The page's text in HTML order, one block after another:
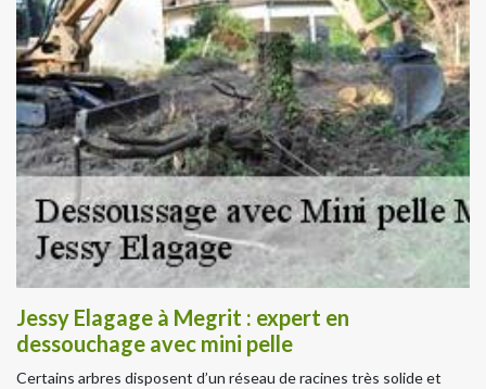
Jessy Elagage à Megrit : expert en
dessouchage avec mini pelle
Certains arbres disposent d’un réseau de racines très solide et